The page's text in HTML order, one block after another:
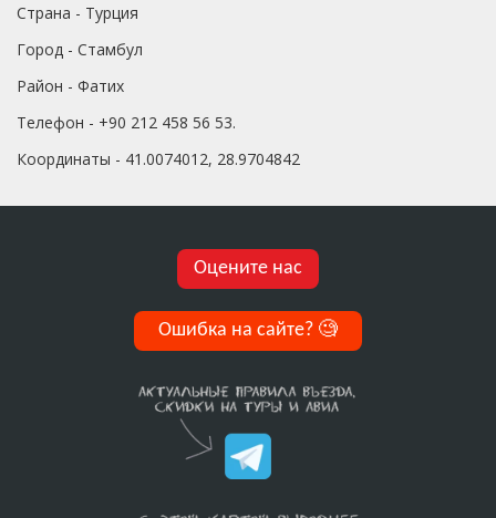
Страна - Турция
Город - Стамбул
Район - Фатих
Телефон - +90 212 458 56 53.
Координаты - 41.0074012, 28.9704842
Оцените нас
Ошибка на сайте? 🧐